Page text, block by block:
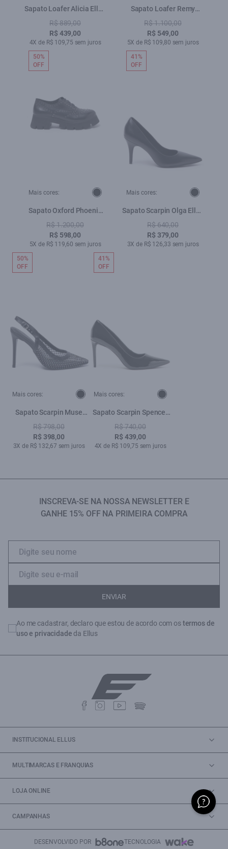
Sapato Loafer Alicia Ellus
Preto
R$ 889,00
R$ 439,00
4X de R$ 109,75 sem juros
Sapato Loafer Remy
Preto
R$ 1.100,00
R$ 549,00
5X de R$ 109,80 sem juros
Mais cores:
Sapato Oxford Phoenix
Preto
R$ 1.200,00
R$ 598,00
5X de R$ 119,60 sem juros
50%
OFF
Mais cores:
Sapato Scarpin Olga Ellus
Preto
R$ 640,00
R$ 379,00
3X de R$ 126,33 sem juros
41%
OFF
Mais cores:
Sapato Scarpin Muse
Preto
R$ 798,00
R$ 398,00
3X de R$ 132,67 sem juros
50%
OFF
Mais cores:
Sapato Scarpin Spencer
Ellus Preto
R$ 740,00
R$ 439,00
4X de R$ 109,75 sem juros
41%
OFF
INSCREVA-SE NA NOSSA NEWSLETTER E
GANHE 15% OFF NA PRIMEIRA COMPRA
ENVIAR
Ao me cadastrar, declaro que estou de acordo com ostermos de
uso e privacidade da Ellus
INSTITUCIONAL ELLUS
MULTIMARCAS E FRANQUIAS
LOJA ONLINE
CAMPANHAS
DESENVOLVIDO POR TECNOLOGIA